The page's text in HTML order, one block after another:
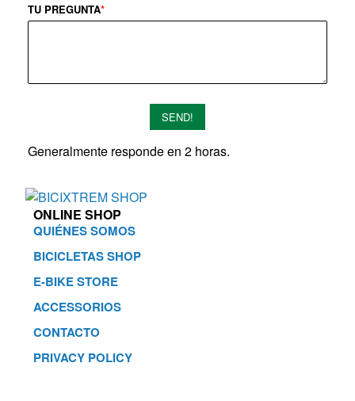
TU PREGUNTA*
SEND!
Generalmente responde en 2 horas.
ONLINE SHOP
QUIÉNES SOMOS
BICICLETAS SHOP
E-BIKE STORE
ACCESSORIOS
CONTACTO
PRIVACY POLICY